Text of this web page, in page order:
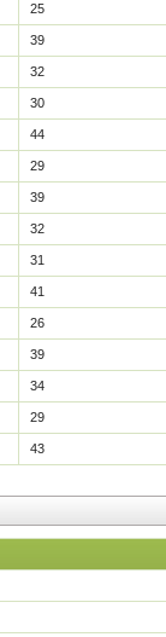
25
39
32
30
44
29
39
32
31
41
26
39
34
29
43